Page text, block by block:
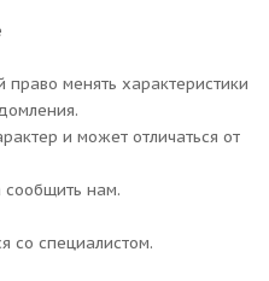
право менять характеристики
и может отличаться от
сообщить нам.
со специалистом.